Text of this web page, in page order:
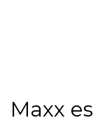
Maxx